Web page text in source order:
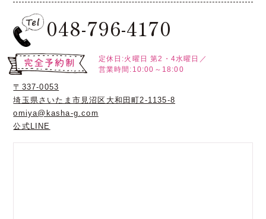
048-796-4170
定休日:火曜日 第2・4水曜日／
営業時間:10:00～18:00
〒337-0053
埼玉県さいたま市見沼区大和田町2-1135-8
omiya@kasha-g.com
公式LINE